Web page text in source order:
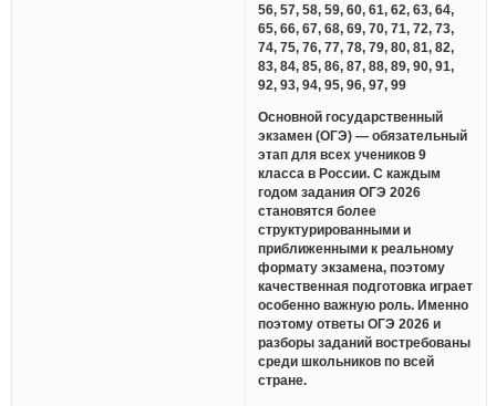
56, 57, 58, 59, 60, 61, 62, 63, 64,
65, 66, 67, 68, 69, 70, 71, 72, 73,
74, 75, 76, 77, 78, 79, 80, 81, 82,
83, 84, 85, 86, 87, 88, 89, 90, 91,
92, 93, 94, 95, 96, 97, 99
Основной государственный
экзамен (ОГЭ) — обязательный
этап для всех учеников 9
класса в России. С каждым
годом задания ОГЭ 2026
становятся более
структурированными и
приближенными к реальному
формату экзамена, поэтому
качественная подготовка играет
особенно важную роль. Именно
поэтому ответы ОГЭ 2026 и
разборы заданий востребованы
среди школьников по всей
стране.